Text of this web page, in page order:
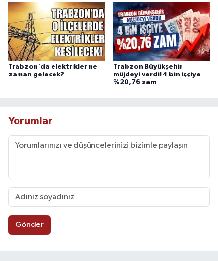
Trabzon'da elektrikler ne
zaman gelecek?
Trabzon Büyükşehir
müjdeyi verdi! 4 bin işçiye
%20,76 zam
Yorumlar
Gönder